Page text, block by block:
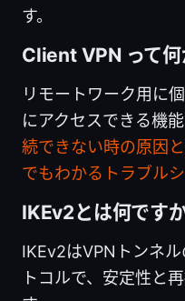
す。
Client VPN って何
リモートワーク用に
にアクセスできる機能
続できない時の原因
でもわかるトラブル
IKEv2とは何です
IKEv2はVPNトンネ
トコルで、安定性と